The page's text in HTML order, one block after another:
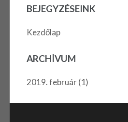
BEJEGYZÉSEINK
Kezdőlap
ARCHÍVUM
2019. február(1)